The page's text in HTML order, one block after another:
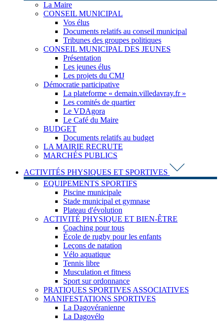
La Maire
CONSEIL MUNICIPAL
Vos élus
Documents relatifs au conseil municipal
Tribunes des groupes politiques
CONSEIL MUNICIPAL DES JEUNES
Présentation
Les jeunes élus
Les projets du CMJ
Démocratie participative
La plateforme « demain.villedavray.fr »
Les comités de quartier
Le VDAgora
Le Café du Maire
BUDGET
Documents relatifs au budget
LA MAIRIE RECRUTE
MARCHÉS PUBLICS
ACTIVITÉS PHYSIQUES ET SPORTIVES
EQUIPEMENTS SPORTIFS
Piscine municipale
Stade municipal et gymnase
Plateau d'évolution
ACTIVITÉ PHYSIQUE ET BIEN-ÊTRE
Coaching pour tous
École de rugby pour les enfants
Leçons de natation
Vélo aquatique
Tennis libre
Musculation et fitness
Sport sur ordonnance
PRATIQUES SPORTIVES ASSOCIATIVES
MANIFESTATIONS SPORTIVES
La Dagovéranienne
La Dagovélo